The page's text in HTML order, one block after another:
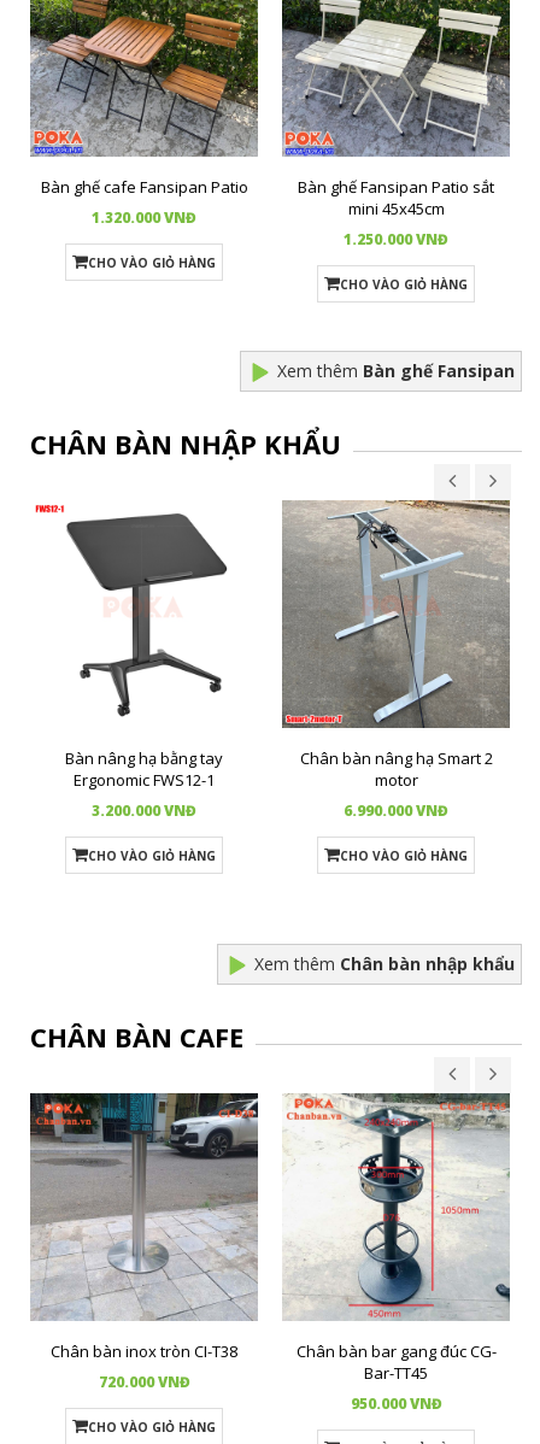
Bàn ghế cafe Fansipan Patio
1.320.000 VNĐ
CHO VÀO GIỎ HÀNG
Bàn ghế Fansipan Patio sắt
mini 45x45cm
1.250.000 VNĐ
CHO VÀO GIỎ HÀNG
Xem thêm Bàn ghế Fansipan
CHÂN BÀN NHẬP KHẨU
Bàn nâng hạ bằng tay
Ergonomic FWS12-1
3.200.000 VNĐ
CHO VÀO GIỎ HÀNG
Chân bàn nâng hạ Smart 2
motor
6.990.000 VNĐ
CHO VÀO GIỎ HÀNG
Xem thêm Chân bàn nhập khẩu
CHÂN BÀN CAFE
Chân bàn inox tròn CI-T38
720.000 VNĐ
CHO VÀO GIỎ HÀNG
Chân bàn bar gang đúc CG-
Bar-TT45
950.000 VNĐ